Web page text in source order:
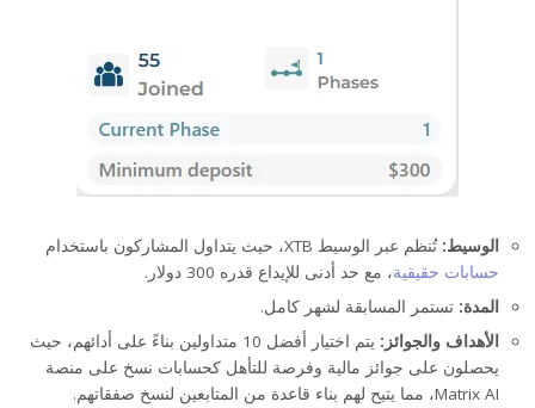
الوسيط: تُنظم عبر الوسيط XTB، حيث يتداول المشاركون باستخدام
حسابات حقيقية، مع حد أدنى للإيداع قدره 300 دولار.
المدة: تستمر المسابقة لشهر كامل.
الأهداف والجوائز:
يتم اختيار أفضل 10 متداولين بناءً على أدائهم، حيث
يحصلون على جوائز مالية وفرصة للتأهل كحسابات نسخ على منصة
Matrix AI، مما يتيح لهم بناء قاعدة من المتابعين لنسخ صفقاتهم.